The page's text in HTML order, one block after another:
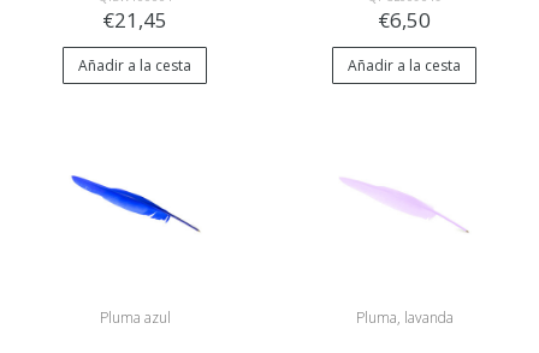
€21,45
Añadir a la cesta
€6,50
Añadir a la cesta
Pluma azul Pluma, lavanda